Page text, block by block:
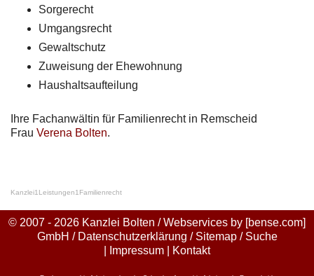
Sorgerecht
Umgangsrecht
Gewaltschutz
Zuweisung der Ehewohnung
Haushaltsaufteilung
Ihre Fachanwältin für Familienrecht in Remscheid
Frau Verena Bolten.
Kanzlei1 Leistungen1 Familienrecht
© 2007 - 2026 Kanzlei Bolten / Webservices by [bense.com]
GmbH / Datenschutzerklärung / Sitemap/ Suche
Impressum Kontakt